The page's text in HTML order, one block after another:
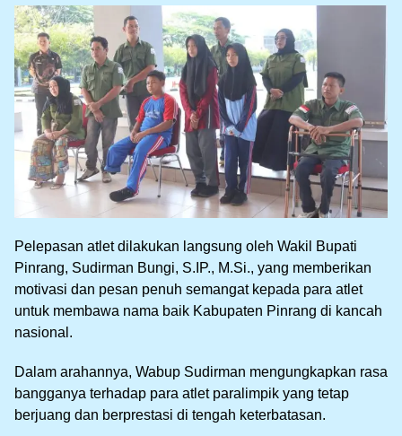
Pelepasan atlet dilakukan langsung oleh Wakil Bupati
Pinrang, Sudirman Bungi, S.IP., M.Si., yang memberikan
motivasi dan pesan penuh semangat kepada para atlet
untuk membawa nama baik Kabupaten Pinrang di kancah
nasional.
Dalam arahannya, Wabup Sudirman mengungkapkan rasa
bangganya terhadap para atlet paralimpik yang tetap
berjuang dan berprestasi di tengah keterbatasan.